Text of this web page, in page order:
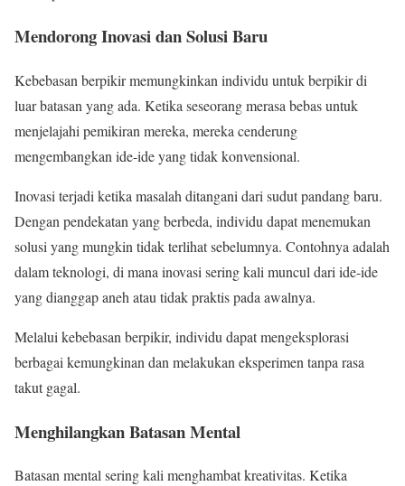
Mendorong Inovasi dan Solusi Baru
Kebebasan berpikir memungkinkan individu untuk berpikir di
luar batasan yang ada. Ketika seseorang merasa bebas untuk
menjelajahi pemikiran mereka, mereka cenderung
mengembangkan ide-ide yang tidak konvensional.
Inovasi terjadi ketika masalah ditangani dari sudut pandang baru.
Dengan pendekatan yang berbeda, individu dapat menemukan
solusi yang mungkin tidak terlihat sebelumnya. Contohnya adalah
dalam teknologi, di mana inovasi sering kali muncul dari ide-ide
yang dianggap aneh atau tidak praktis pada awalnya.
Melalui kebebasan berpikir, individu dapat mengeksplorasi
berbagai kemungkinan dan melakukan eksperimen tanpa rasa
takut gagal.
Menghilangkan Batasan Mental
Batasan mental sering kali menghambat kreativitas. Ketika